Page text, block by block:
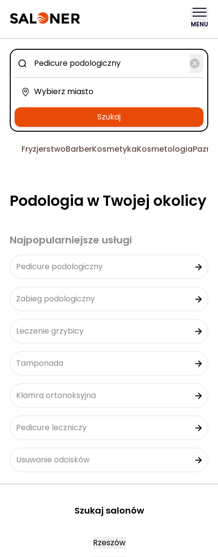
MENU
Szukaj
FryzjerstwoBarberKosmetykaKosmetologia
Podologia w Twojej okolicy
Najpopularniejsze usługi
Pedicure podologiczny
Zabieg podologiczny
Leczenie grzybicy
Tamponada
Klamra ortonoksyjna
Pedicure leczniczy
Usuwanie odcisków
Szukaj salonów
Rzeszów